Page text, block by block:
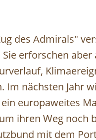
des Admirals"
erforschen
Im nächsten Jahr
europaweites
ihren Weg noch
mit dem